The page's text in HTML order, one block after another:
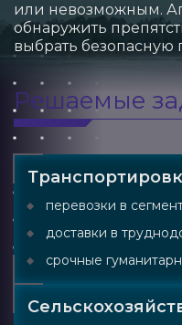
или невозможным.
обнаружить
выбрать
Решаемые
перевозки в
доставки в
срочные